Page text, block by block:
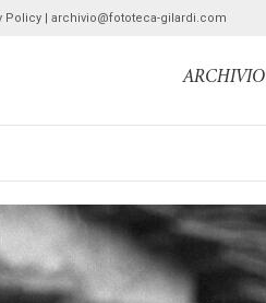
Policy | archivio@fototeca-gilardi.com
ARCHIVIO